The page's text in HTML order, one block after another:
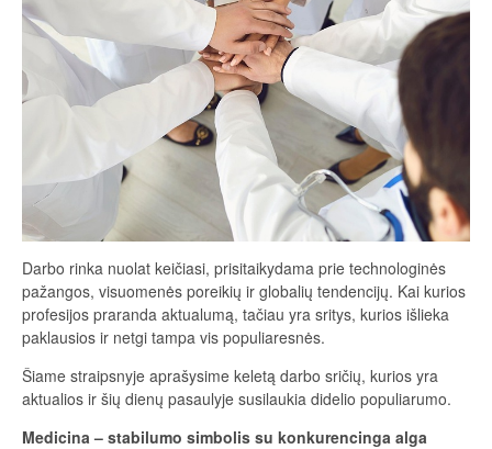
Darbo rinka nuolat keičiasi, prisitaikydama prie technologinės
pažangos, visuomenės poreikių ir globalių tendencijų. Kai kurios
profesijos praranda aktualumą, tačiau yra sritys, kurios išlieka
paklausios ir netgi tampa vis populiaresnės.
Šiame straipsnyje aprašysime keletą darbo sričių, kurios yra
aktualios ir šių dienų pasaulyje susilaukia didelio populiarumo.
Medicina – stabilumo simbolis su konkurencinga alga